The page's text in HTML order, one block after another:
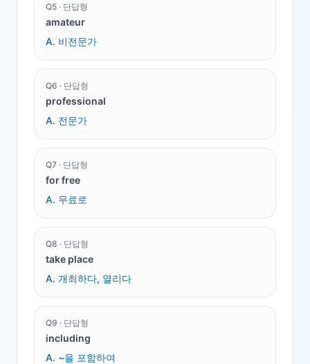
Q5 · 단답형
amateur
A. 비전문가
Q6 · 단답형
professional
A. 전문가
Q7 · 단답형
for free
A. 무료로
Q8 · 단답형
take place
A. 개최하다, 열리다
Q9 · 단답형
including
A. ~을 포함하여